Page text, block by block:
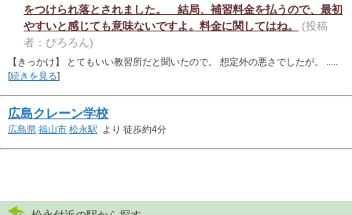
をつけられ落とされました。 結局、補習料金を払うので、最初
やすいと感じても意味ないですよ。料金に関してはね。
(投稿
者：ぴろろん)
【きっかけ】 とてもいい教習所だと聞いたので。 想定外の悪さでしたが。 .....
[続きを見る]
広島クレーン学校
広島県 福山市 松永駅 より 徒歩約4分